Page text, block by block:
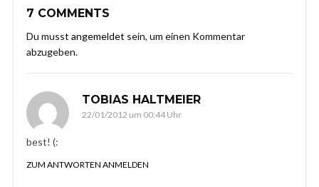
7 COMMENTS
Du musst angemeldet sein, um einen Kommentar
abzugeben.
TOBIAS HALTMEIER
22/01/2012 um 00:44 Uhr
best! (:
ZUM ANTWORTEN ANMELDEN